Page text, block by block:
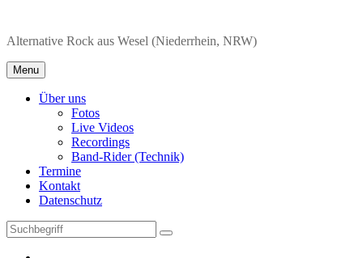
content
Alternative Rock aus Wesel (Niederrhein, NRW)
Menu
Über uns
Fotos
Live Videos
Recordings
Band-Rider (Technik)
Termine
Kontakt
Datenschutz
Search
for:
Search